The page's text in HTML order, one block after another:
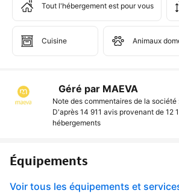
Tout l'hébergement est pour vous
Cuisine Animaux
Géré par MAEVA
Note des commentaires de la société
D'après 14 911 avis provenant de 12
hébergements
Équipements
Voir tous les équipements et